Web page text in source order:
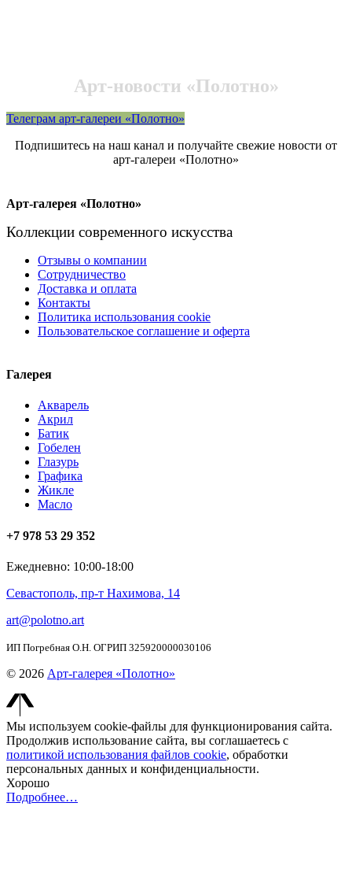
Арт-новости «Полотно»
Телеграм арт-галереи «Полотно»
Подпишитесь на наш канал и получайте свежие новости от
арт-галереи «Полотно»
Арт-галерея «Полотно»
Коллекции современного искусства
Отзывы о компании
Сотрудничество
Доставка и оплата
Контакты
Политика использования cookie
Пользовательское соглашение и оферта
Галерея
Акварель
Акрил
Батик
Гобелен
Глазурь
Графика
Жикле
Масло
+7 978 53 29 352
Ежедневно: 10:00-18:00
Севастополь, пр-т Нахимова, 14
art@polotno.art
ИП Погребная О.Н. ОГРИП 325920000030106
© 2026 Арт-галерея «Полотно»
Мы используем cookie-файлы для функционирования сайта.
Продолжив использование сайта, вы соглашаетесь с
политикой использования файлов cookie, обработки
персональных данных и конфиденциальности.
Хорошо
Подробнее…